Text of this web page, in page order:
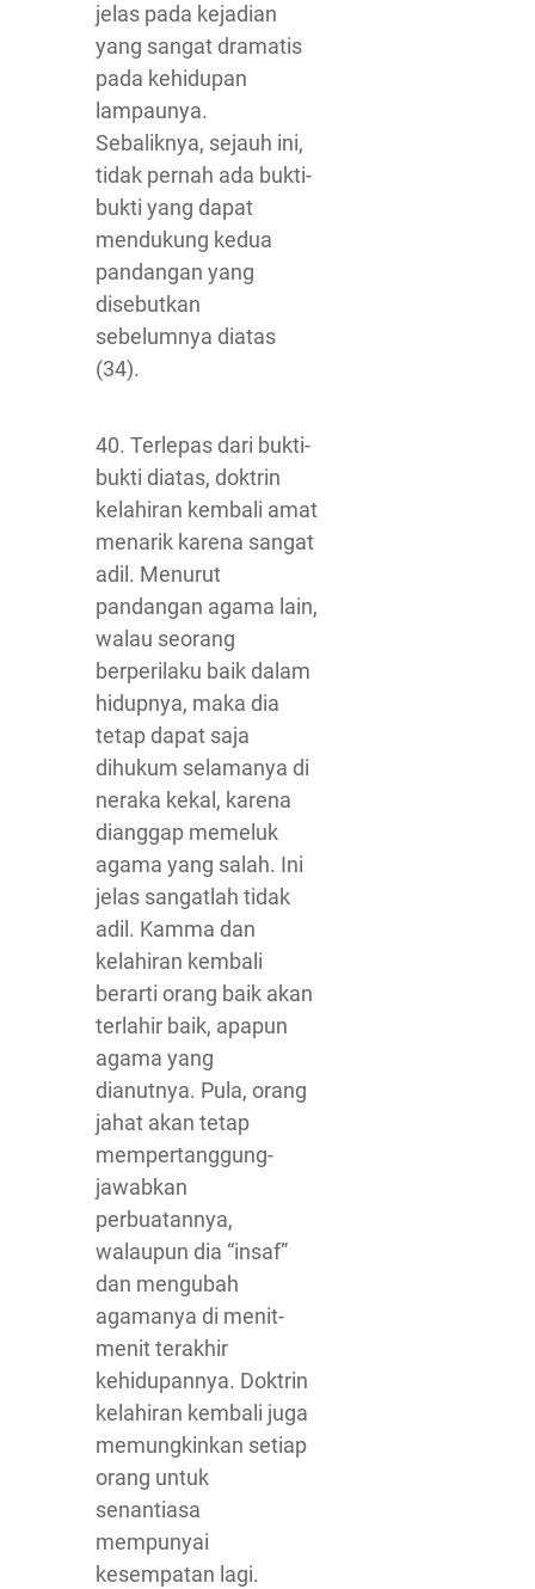
jelas pada kejadian
yang sangat dramatis
pada kehidupan
lampaunya.
Sebaliknya, sejauh ini,
tidak pernah ada bukti-
bukti yang dapat
mendukung kedua
pandangan yang
disebutkan
sebelumnya diatas
(34).
40. Terlepas dari bukti-
bukti diatas, doktrin
kelahiran kembali amat
menarik karena sangat
adil. Menurut
pandangan agama lain,
walau seorang
berperilaku baik dalam
hidupnya, maka dia
tetap dapat saja
dihukum selamanya di
neraka kekal, karena
dianggap memeluk
agama yang salah. Ini
jelas sangatlah tidak
adil. Kamma dan
kelahiran kembali
berarti orang baik akan
terlahir baik, apapun
agama yang
dianutnya. Pula, orang
jahat akan tetap
mempertanggung-
jawabkan
perbuatannya,
walaupun dia “insaf”
dan mengubah
agamanya di menit-
menit terakhir
kehidupannya. Doktrin
kelahiran kembali juga
memungkinkan setiap
orang untuk
senantiasa
mempunyai
kesempatan lagi.